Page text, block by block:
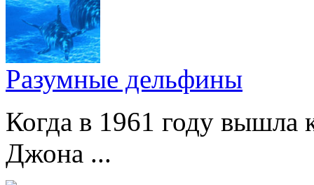
Разумные дельфины
Когда в 1961 году вышла
Джона ...